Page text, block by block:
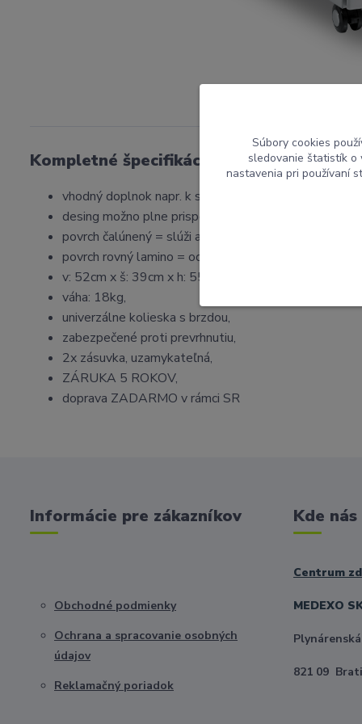
Kompletné špecifikácie
vhodný doplnok napr. k stolu
desing možno plne prispôsobiť stolu,
povrch čalúnený = slúži ako sedadlo (nosnosť 80kg),
povrch rovný lamino = odkladacia plocha - nie je
v: 52cm x š: 39cm x h: 55cm,
váha: 18kg,
univerzálne kolieska s brzdou,
zabezpečené proti prevrhnutiu,
2x zásuvka, uzamykateľná,
ZÁRUKA 5 ROKOV,
doprava ZADARMO v rámci SR
Informácie pre zákazníkov
Obchodné podmienky
Ochrana a spracovanie osobných
údajov
Reklamačný poriadok
Kde
Centrum
MEDEXO
821 09
Súbory cookies
sledovanie štatistík o
nastavenia pri používaní